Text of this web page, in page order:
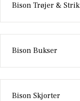
Bison Trøjer & Strik
Bison Bukser
Bison Skjorter